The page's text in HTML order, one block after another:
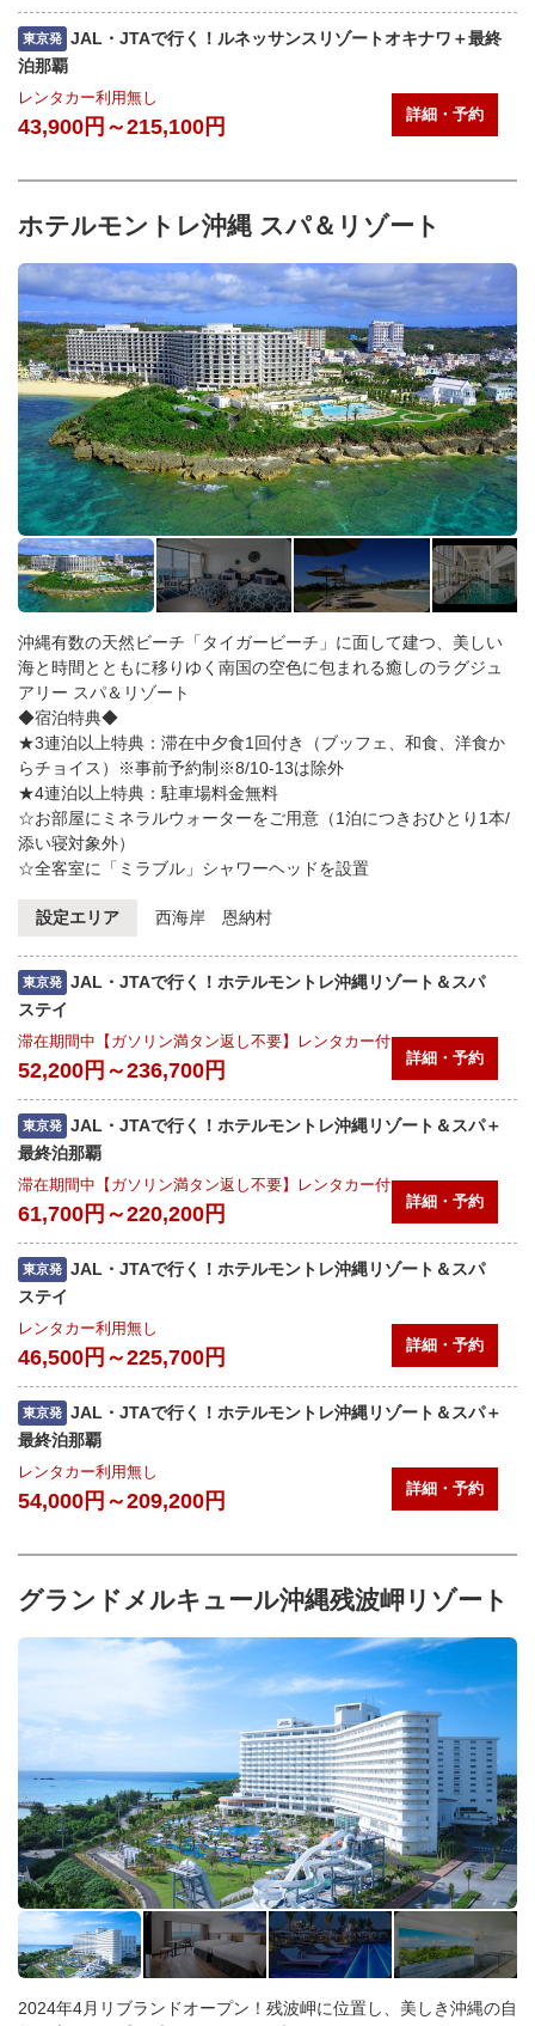
東京発 JAL・JTAで行く！ルネッサンスリゾートオキナワ＋最終
泊那覇
レンタカー利用無し
43,900円～215,100円
詳細・予約
ホテルモントレ沖縄 スパ＆リゾート
沖縄有数の天然ビーチ「タイガービーチ」に面して建つ、美しい
海と時間とともに移りゆく南国の空色に包まれる癒しのラグジュ
アリー スパ＆リゾート
◆宿泊特典◆
★3連泊以上特典：滞在中夕食1回付き（ブッフェ、和食、洋食か
らチョイス）※事前予約制※8/10-13は除外
★4連泊以上特典：駐車場料金無料
☆お部屋にミネラルウォーターをご用意（1泊につきおひとり1本/
添い寝対象外）
☆全客室に「ミラブル」シャワーヘッドを設置
設定エリア 西海岸 恩納村
東京発 JAL・JTAで行く！ホテルモントレ沖縄リゾート＆スパ
ステイ
滞在期間中【ガソリン満タン返し不要】レンタカー付
52,200円～236,700円
詳細・予約
東京発 JAL・JTAで行く！ホテルモントレ沖縄リゾート＆スパ＋
最終泊那覇
滞在期間中【ガソリン満タン返し不要】レンタカー付
61,700円～220,200円
詳細・予約
東京発 JAL・JTAで行く！ホテルモントレ沖縄リゾート＆スパ
ステイ
レンタカー利用無し
46,500円～225,700円
詳細・予約
東京発 JAL・JTAで行く！ホテルモントレ沖縄リゾート＆スパ＋
最終泊那覇
レンタカー利用無し
54,000円～209,200円
詳細・予約
グランドメルキュール沖縄残波岬リゾート
2024年4月リブランドオープン！残波岬に位置し、美しき沖縄の自